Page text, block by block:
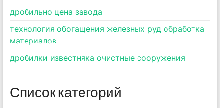
дробильно цена завода
технология обогащения железных руд обработка
материалов
дробилки известняка очистные сооружения
Список категорий